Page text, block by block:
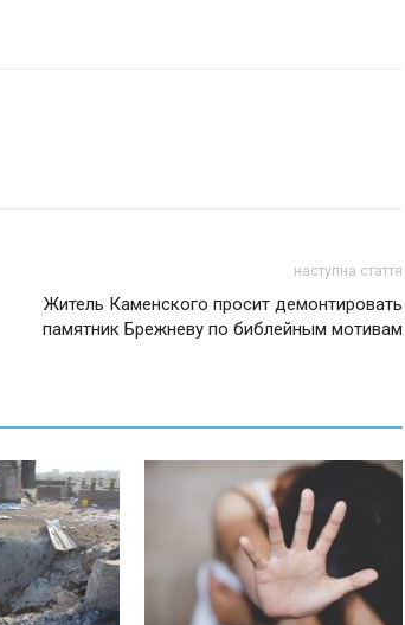
наступна стаття
Житель Каменского просит демонтировать
памятник Брежневу по библейным мотивам